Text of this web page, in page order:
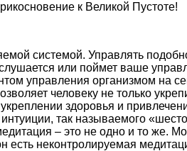
к Великой Пустоте!
системой. Управлять
или поймет ваше
управления организмом на
человеку не только
здоровья и
так называемого
– это не одно и то же.
есть неконтролируемая